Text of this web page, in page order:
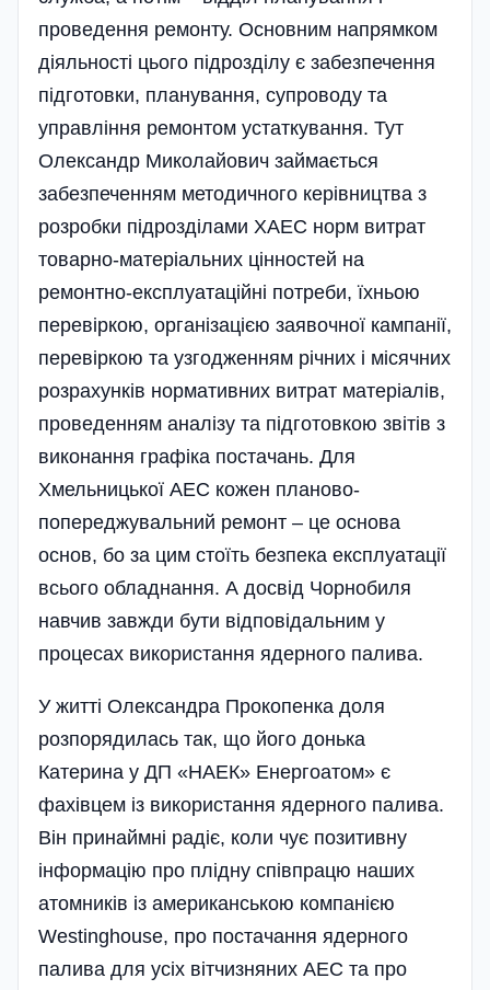
проведення ремонту. Основним напрямком
діяльності цього підрозділу є забезпечення
підготовки, планування, супроводу та
управління ремонтом устаткування. Тут
Олександр Миколайович займається
забезпеченням методичного керівництва з
розробки підрозділами ХАЕС норм витрат
товарно-матеріальних цінностей на
ремонтно-експлуатаційні потреби, їхньою
перевіркою, організацією заявочної кампанії,
перевіркою та узгодженням річних і місячних
розрахунків нормативних витрат матеріалів,
проведенням аналізу та підготовкою звітів з
виконання графіка постачань. Для
Хмельницької АЕС кожен планово-
попереджувальний ремонт – це основа
основ, бо за цим стоїть безпека експлуатації
всього обладнання. А досвід Чорнобиля
навчив завжди бути відповідальним у
процесах використання ядерного палива.
У житті Олександра Прокопенка доля
розпорядилась так, що його донька
Катерина у ДП «НАЕК» Енергоатом» є
фахівцем із використання ядерного палива.
Він принаймні радіє, коли чує позитивну
інформацію про плідну співпрацю наших
атомників із американською компанією
Westinghouse, про постачання ядерного
палива для усіх вітчизняних АЕС та про